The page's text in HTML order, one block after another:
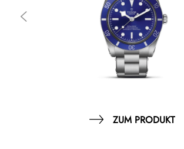
ZUM PRODUKT